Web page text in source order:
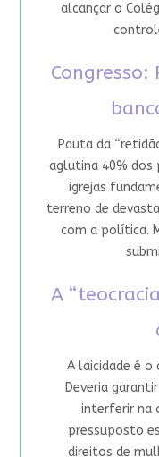
alcançar o
Congresso:
Pauta da
aglutina 40% dos
igrejas
terreno de
com a política.
A
A laicidade é o
Deveria
interferir na
pressuposto
direitos de